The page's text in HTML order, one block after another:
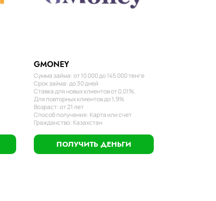
GMONEY
Сумма займа: от 10 000 до 145 000 тенге
Срок займа: до 30 дней
Ставка для новых клиентов от 0,01%.
Для повторных клиентов до 1,9%
Возраст: от 21 лет
Способ получения: Карта или счет
Гражданство: Казахстан
ПОЛУЧИТЬ ДЕНЬГИ